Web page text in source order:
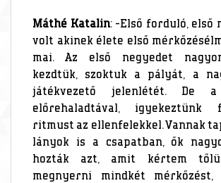
Máthé Katalin: -Első forduló, első
volt akinek élete első
mai. Az első negyedet
kezdtük, szoktuk a pályát, a
játékvezető jelenlétét. De a
előrehaladtával, igyekeztünk
ritmust az ellenfelekkel. Vannak
lányok is a csapatban, ők
hozták azt, amit kértem
megnyerni mindkét mérkőzést,